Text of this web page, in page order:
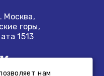
Москва,
горы,
1513
нам